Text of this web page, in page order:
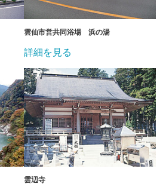
雲仙市営共同浴場 浜の湯
詳細を見る
雲辺寺